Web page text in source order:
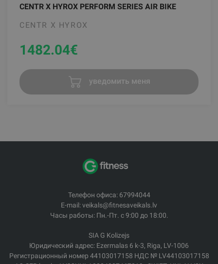
CENTR X HYROX PERFORM SERIES AIR BIKE
CENTR X HYROX
1482.04€
уведомить меня
Телефон офиса: 67994044
E-mail: veikals@fitnesaveikals.lv
Часы работы: Пн.-Пт. с 9:00 до 18:00.
SIA G Kolizejs
Юридический адрес: Ezermalas 6 k-3, Riga, LV-1006
Регистрационный номер 44103017158 НДС № LV44103017158